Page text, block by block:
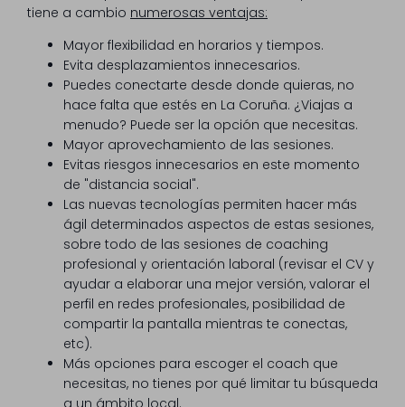
tiene a cambio numerosas ventajas:
Mayor flexibilidad en horarios y tiempos.
Evita desplazamientos innecesarios.
Puedes conectarte desde donde quieras, no
hace falta que estés en La Coruña. ¿Viajas a
menudo? Puede ser la opción que necesitas.
Mayor aprovechamiento de las sesiones.
Evitas riesgos innecesarios en este momento
de "distancia social".
Las nuevas tecnologías permiten hacer más
ágil determinados aspectos de estas sesiones,
sobre todo de las sesiones de coaching
profesional y orientación laboral (revisar el CV y
ayudar a elaborar una mejor versión, valorar el
perfil en redes profesionales, posibilidad de
compartir la pantalla mientras te conectas,
etc).
Más opciones para escoger el coach que
necesitas, no tienes por qué limitar tu búsqueda